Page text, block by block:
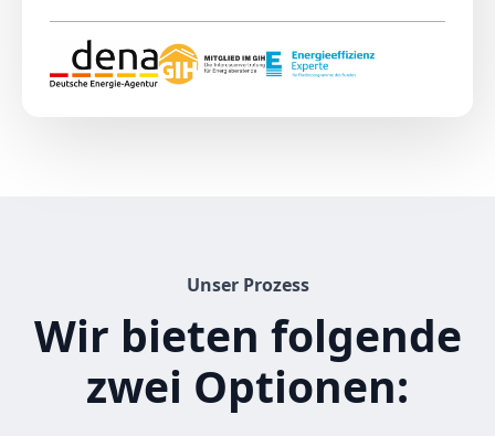
Unser Prozess
Wir bieten folgende
zwei Optionen: